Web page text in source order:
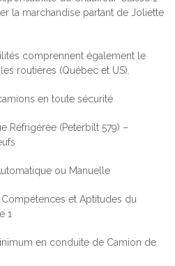
la marchandise partant de Joliette
comprennent également le
routières (Québec et US).
en toute sécurité
Réfrigérée (Peterbilt 579) –
ou Manuelle
Compétences et Aptitudes du
1
en conduite de Camion de